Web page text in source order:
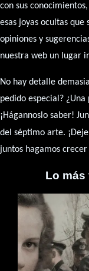
con sus
esas joyas ocultas que
opiniones y
nuestra web un lugar
No hay detalle
pedido especial? ¿Una
¡Hágannoslo saber!
del séptimo arte.
juntos hagamos
Lo más